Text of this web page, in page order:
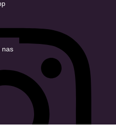
nas